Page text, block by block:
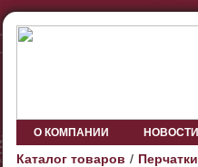
О КОМПАНИИ НОВОСТИ
Каталог товаров Перчатки